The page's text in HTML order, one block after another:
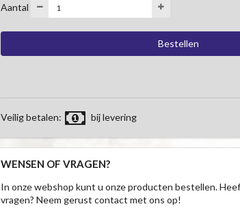
Aantal
Veilig betalen: bij levering
WENSEN OF VRAGEN?
In onze webshop kunt u onze producten bestellen.
vragen? Neem gerust contact met ons op!